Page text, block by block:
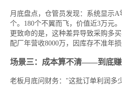
月底盘点，仓管员发现：系统显示A
个。180个不翼而飞，价值近3万元。
更致命的是，这种差异导致采购多
配厂年营收8000万，因库存不准年损
场景三：成本算不清——到底赚
老板月底问财务："这批订单利润多